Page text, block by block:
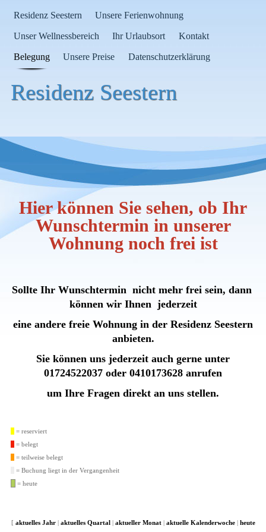
Residenz Seestern Unsere Ferienwohnung
Unser Wellnessbereich Ihr Urlaubsort Kontakt
Belegung Unsere Preise Datenschutzerklärung
Residenz Seestern
Hier können Sie sehen, ob Ihr
Wunschtermin in unserer
Wohnung noch frei ist
Sollte Ihr Wunschtermin nicht mehr frei sein, dann
können wir Ihnen jederzeit
eine andere freie Wohnung in der Residenz Seestern
anbieten.
Sie können uns jederzeit auch gerne unter
01724522037 oder 0410173628 anrufen
um Ihre Fragen direkt an uns stellen.
= reserviert
= belegt
= teilweise belegt
= Buchung liegt in der Vergangenheit
= heute
[ aktuelles Jahr| aktuelles Quartal| aktueller Monat| aktuelle Kalenderwoche| heute